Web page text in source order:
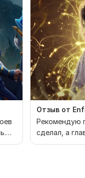
Отзыв от
Рекомендую
сделал, а